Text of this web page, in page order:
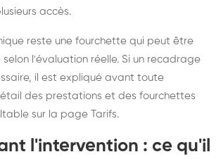
accès.
reste une fourchette qui peut être
l'évaluation réelle. Si un recadrage
il est expliqué avant toute
des prestations et des fourchettes
sur la page Tarifs.
l'intervention : ce qu'il